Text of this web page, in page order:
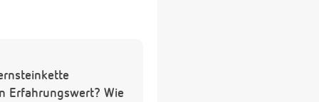
Erfahrungswert? Wie